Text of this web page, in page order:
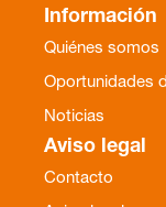
Información
Quiénes somos
Oportunidades
Noticias
Aviso legal
Contacto